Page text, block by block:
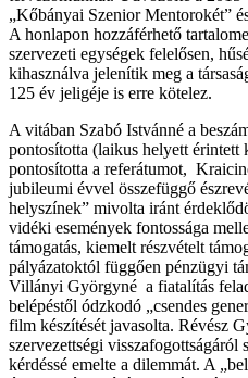
„Kőbányai Szenior Mentorokét”
A honlapon hozzáférhető
szervezeti egységek felelősen,
kihasználva jelenítik meg a
125 év jeligéje is erre kötelez.
A vitában Szabó Istvánné a
pontosította (laikus helyett
pontosította a referátumot,
jubileumi évvel összefüggő
helyszínek” mivolta iránt
vidéki események fontossága
támogatás, kiemelt részvételt
pályázatoktól függően pénzügyi
Villányi Györgyné a fiatalítás
belépéstől ódzkodó „csendes
film készítését javasolta. Révész
szervezettségi visszafogottságáról
kérdéssé emelte a dilemmát. A